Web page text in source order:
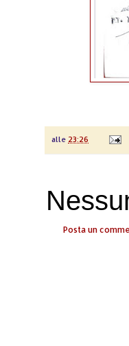
alle 23:26
Posta un